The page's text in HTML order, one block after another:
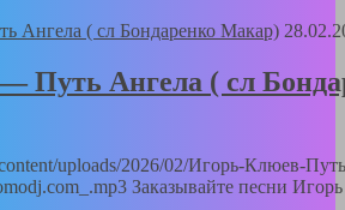
Путь Ангела ( сл
uploads/2026/02/Игорь-Клюев-
Заказывайте песни